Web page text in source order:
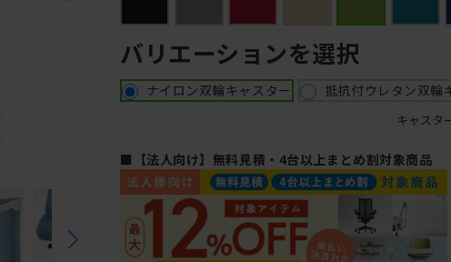
バリエーションを選択
ナイロン双輪キャスター 抵抗付ウレタン双輪
キャスタ
■【法人向け】無料見積・4台以上まとめ割対象商品